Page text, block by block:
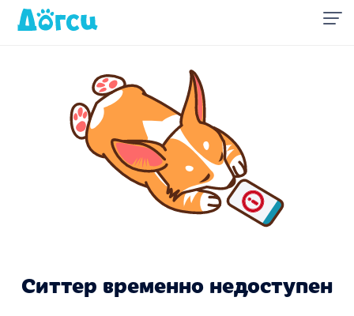
Ситтер временно недоступен